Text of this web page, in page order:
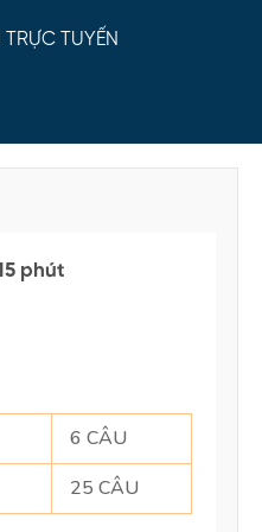
TUYẾN
phút
6 CÂU
25 CÂU